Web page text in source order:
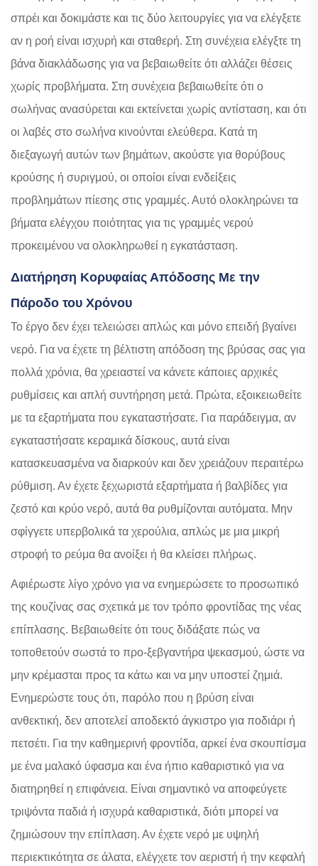
σπρέι και δοκιμάστε και τις δύο λειτουργίες για να ελέγξετε
αν η ροή είναι ισχυρή και σταθερή. Στη συνέχεια ελέγξτε τη
βάνα διακλάδωσης για να βεβαιωθείτε ότι αλλάζει θέσεις
χωρίς προβλήματα. Στη συνέχεια βεβαιωθείτε ότι ο
σωλήνας ανασύρεται και εκτείνεται χωρίς αντίσταση, και ότι
οι λαβές στο σωλήνα κινούνται ελεύθερα. Κατά τη
διεξαγωγή αυτών των βημάτων, ακούστε για θορύβους
κρούσης ή συριγμού, οι οποίοι είναι ενδείξεις
προβλημάτων πίεσης στις γραμμές. Αυτό ολοκληρώνει τα
βήματα ελέγχου ποιότητας για τις γραμμές νερού
προκειμένου να ολοκληρωθεί η εγκατάσταση.
Διατήρηση Κορυφαίας Απόδοσης Με την
Πάροδο του Χρόνου
Το έργο δεν έχει τελειώσει απλώς και μόνο επειδή βγαίνει
νερό. Για να έχετε τη βέλτιστη απόδοση της βρύσας σας για
πολλά χρόνια, θα χρειαστεί να κάνετε κάποιες αρχικές
ρυθμίσεις και απλή συντήρηση μετά. Πρώτα, εξοικειωθείτε
με τα εξαρτήματα που εγκαταστήσατε. Για παράδειγμα, αν
εγκαταστήσατε κεραμικά δίσκους, αυτά είναι
κατασκευασμένα να διαρκούν και δεν χρειάζουν περαιτέρω
ρύθμιση. Αν έχετε ξεχωριστά εξαρτήματα ή βαλβίδες για
ζεστό και κρύο νερό, αυτά θα ρυθμίζονται αυτόματα. Μην
σφίγγετε υπερβολικά τα χερούλια, απλώς με μια μικρή
στροφή το ρεύμα θα ανοίξει ή θα κλείσει πλήρως.
Αφιέρωστε λίγο χρόνο για να ενημερώσετε το προσωπικό
της κουζίνας σας σχετικά με τον τρόπο φροντίδας της νέας
επίπλασης. Βεβαιωθείτε ότι τους διδάξατε πώς να
τοποθετούν σωστά το προ-ξεβγαντήρα ψεκασμού, ώστε να
μην κρέμασται προς τα κάτω και να μην υποστεί ζημιά.
Ενημερώστε τους ότι, παρόλο που η βρύση είναι
ανθεκτική, δεν αποτελεί αποδεκτό άγκιστρο για ποδιάρι ή
πετσέτι. Για την καθημερινή φροντίδα, αρκεί ένα σκουπίσμα
με ένα μαλακό ύφασμα και ένα ήπιο καθαριστικό για να
διατηρηθεί η επιφάνεια. Είναι σημαντικό να αποφεύγετε
τριψόντα παδιά ή ισχυρά καθαριστικά, διότι μπορεί να
ζημιώσουν την επίπλαση. Αν έχετε νερό με υψηλή
περιεκτικότητα σε άλατα, ελέγχετε τον αεριστή ή την κεφαλή